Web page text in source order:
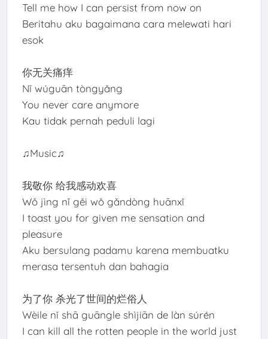
Tell me how I can persist from now on
Beritahu aku bagaimana cara melewati hari
esok
你无关痛痒
Nǐ wúguān tòngyǎng
You never care anymore
Kau tidak pernah peduli lagi
♫Music♫
我敬你 给我感动欢喜
Wǒ jìng nǐ gěi wǒ gǎndòng huānxǐ
I toast you for given me sensation and
pleasure
Aku bersulang padamu karena membuatku
merasa tersentuh dan bahagia
为了你 杀光了世间的烂俗人
Wèile nǐ shā guāngle shìjiān de làn súrén
I can kill all the rotten people in the world just